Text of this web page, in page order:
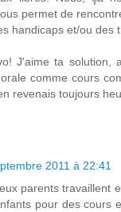
permet de
handicaps et/ou des
J'aime ta solution,
comme cours
revenais toujours
2011 à 22:41
parents travaillent
pour des cours